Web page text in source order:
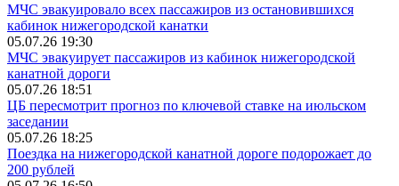
МЧС эвакуировало всех пассажиров из остановившихся
кабинок нижегородской канатки
05.07.26 19:30
МЧС эвакуирует пассажиров из кабинок нижегородской
канатной дороги
05.07.26 18:51
ЦБ пересмотрит прогноз по ключевой ставке на июльском
заседании
05.07.26 18:25
Поездка на нижегородской канатной дороге подорожает до
200 рублей